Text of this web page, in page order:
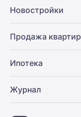
застройщиком
Мнение
эксперта
Ипотечный
недвижимости
Новостройки
Продажа квартир
Ипотека
Журнал